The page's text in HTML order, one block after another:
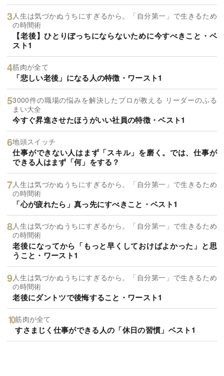
人生は気づかぬうちにすぎるから。「自分第一」で生きるため
の時間術
【老後】ひとりぼっちにならないために今すべきこと・ベ
スト1
筋肉が全て
「悲しい老後」になる人の特徴・ワースト1
3000件の職場の悩みを解決したプロが教える リーダーのふる
まい大全
今すぐ昇進させたほうがいい社員の特徴・ベスト1
地頭スイッチ
仕事ができない人はまず「スキル」を磨く。では、仕事が
できる人はまず「何」をする？
人生は気づかぬうちにすぎるから。「自分第一」で生きるため
の時間術
「心が疲れたら」真っ先にすべきこと・ベスト1
人生は気づかぬうちにすぎるから。「自分第一」で生きるため
の時間術
老後になってから「もっと早くしておけばよかった」と思
うこと・ワースト1
人生は気づかぬうちにすぎるから。「自分第一」で生きるため
の時間術
老後にダントツで後悔すること・ワースト1
筋肉が全て
すさまじく仕事ができる人の「休日の習慣」ベスト1